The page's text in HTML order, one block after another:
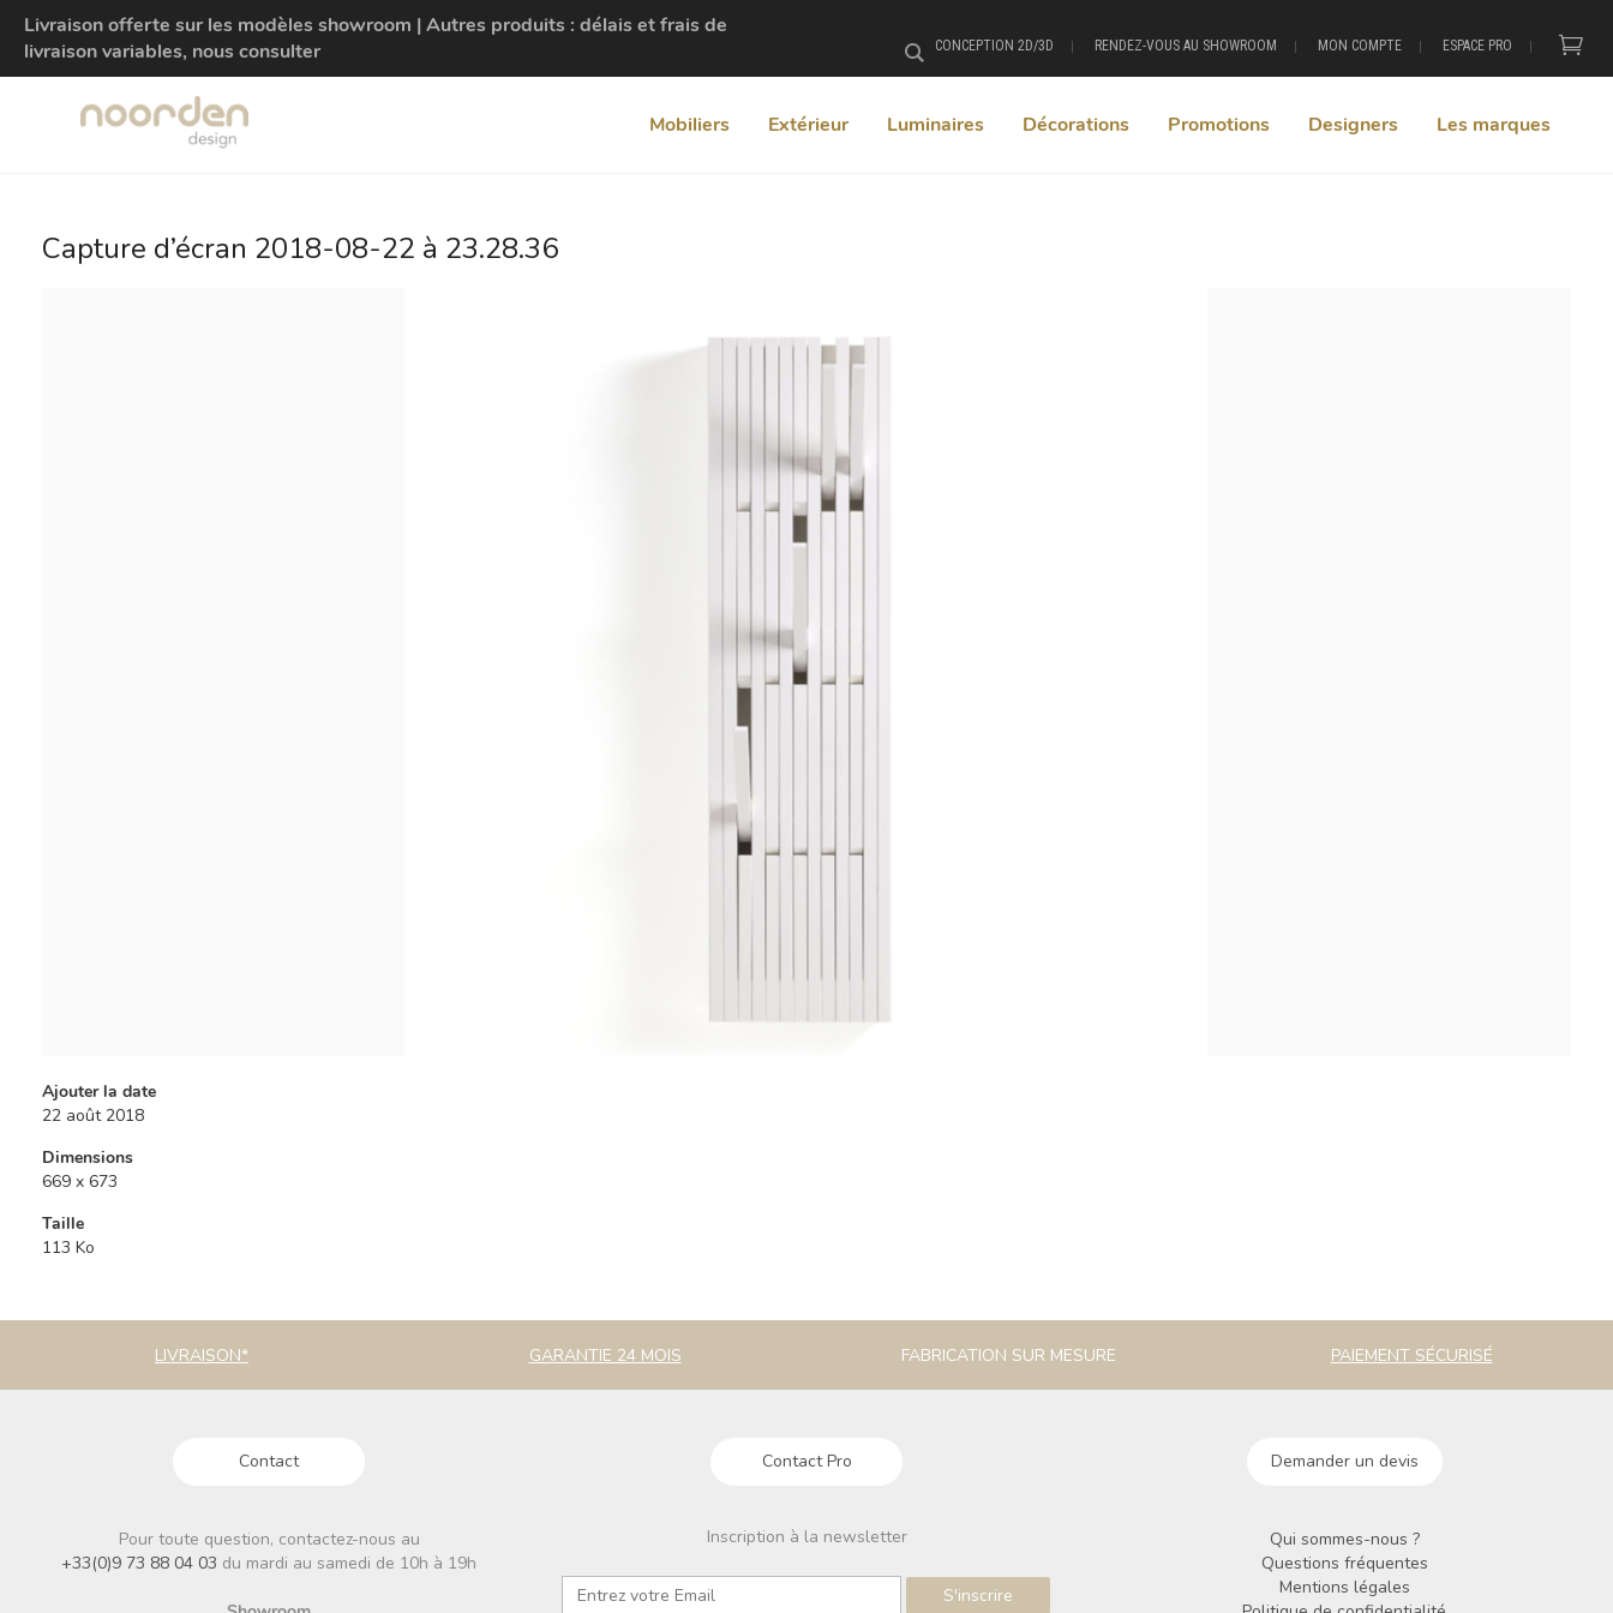
Livraison offerte sur les modèles showroom | Autres produits : délais et frais de
livraison variables, nous consulter
CONCEPTION 2D/3D RENDEZ-VOUS AU SHOWROOM MON COMPTE ESPACE PRO
Mobiliers Extérieur Luminaires Décorations Promotions Designers Les marques
Rechercher
Capture d’écran 2018-08-22 à 23.28.36
Ajouter la date
22 août 2018
Dimensions
669 x 673
Taille
113 Ko
LIVRAISON* GARANTIE 24 MOIS FABRICATION SUR MESURE PAIEMENT SÉCURISÉ
Contact Contact Pro Demander un devis
Pour toute question, contactez-nous au
+33(0)9 73 88 04 03 du mardi au samedi de 10h à 19h
Inscription à la newsletter
Qui sommes-nous ?
Questions fréquentes
Mentions légales